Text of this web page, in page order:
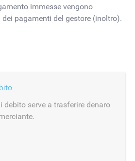
immesse vengono
pagamenti del gestore (inoltro).
debito serve a trasferire denaro